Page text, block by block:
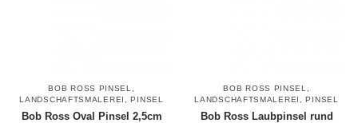
BOB ROSS PINSEL
LANDSCHAFTSMALEREI
,PINSEL
Bob Ross Oval Pinsel 2,5cm
BOB ROSS PINSEL
LANDSCHAFTSMALEREI
,PINSEL
Bob Ross Laubpinsel rund